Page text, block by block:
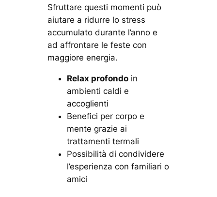
Sfruttare questi momenti può
aiutare a ridurre lo stress
accumulato durante l’anno e
ad affrontare le feste con
maggiore energia.
Relax profondoin
ambienti caldi e
accoglienti
Benefici per corpo e
mente grazie ai
trattamenti termali
Possibilità di condividere
l’esperienza con familiari o
amici